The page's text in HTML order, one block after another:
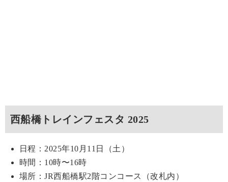
西船橋トレインフェスタ 2025
日程：2025年10月11日（土）
時間：10時〜16時
場所：JR西船橋駅2階コンコース（改札内）